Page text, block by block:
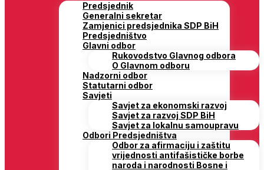
Predsjednik
Generalni sekretar
Zamjenici predsjednika SDP BiH
Predsjedništvo
Glavni odbor
Rukovodstvo Glavnog odbora
O Glavnom odboru
Nadzorni odbor
Statutarni odbor
Savjeti
Savjet za ekonomski razvoj
Savjet za razvoj SDP BiH
Savjet za lokalnu samoupravu
Odbori Predsjedništva
Odbor za afirmaciju i zaštitu
vrijednosti antifašističke borbe
naroda i narodnosti Bosne i